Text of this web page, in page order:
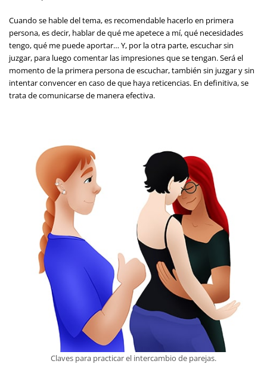
Cuando se hable del tema, es recomendable hacerlo en primera
persona, es decir, hablar de qué me apetece a mí, qué necesidades
tengo, qué me puede aportar… Y, por la otra parte, escuchar sin
juzgar, para luego comentar las impresiones que se tengan. Será el
momento de la primera persona de escuchar, también sin juzgar y sin
intentar convencer en caso de que haya reticencias. En definitiva, se
trata de comunicarse de manera efectiva.
Claves para practicar el intercambio de parejas.